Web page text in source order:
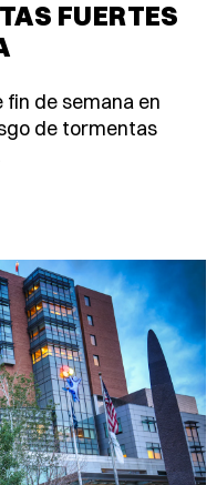
FUERTES
de semana en
de tormentas